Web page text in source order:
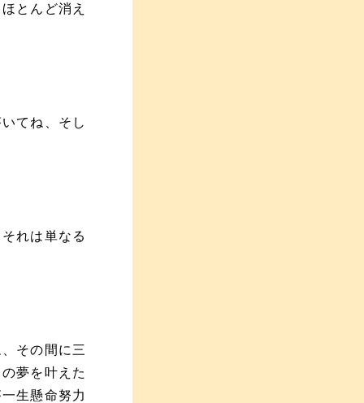
とんど消え
てね、そし
れは単なる
その間に三
夢を叶えた
生懸命努力